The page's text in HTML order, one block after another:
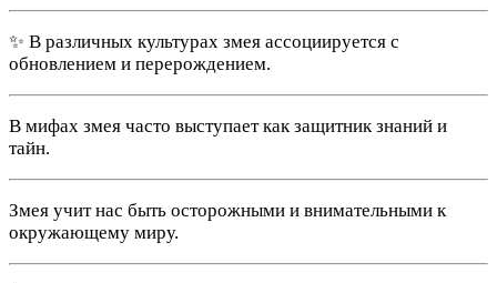
✨ В различных культурах змея ассоциируется с
обновлением и перерождением.
В мифах змея часто выступает как защитник знаний и
тайн.
Змея учит нас быть осторожными и внимательными к
окружающему миру.